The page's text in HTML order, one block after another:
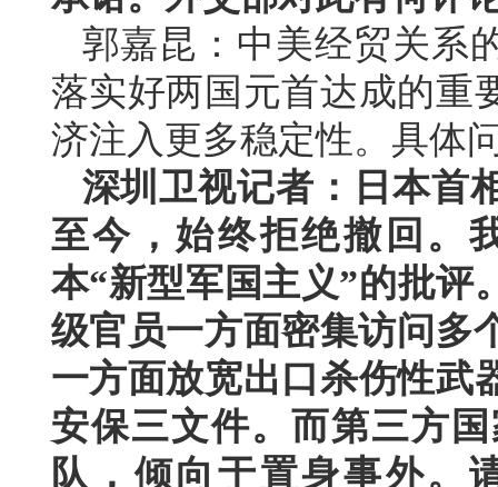
郭嘉昆：中美经贸关系
落实好两国元首达成的重
济注入更多稳定性。具体
深圳卫视记者：日本首
至今，始终拒绝撤回。
本“新型军国主义”的批评
级官员一方面密集访问多
一方面放宽出口杀伤性武
安保三文件。而第三方
队，倾向于置身事外。